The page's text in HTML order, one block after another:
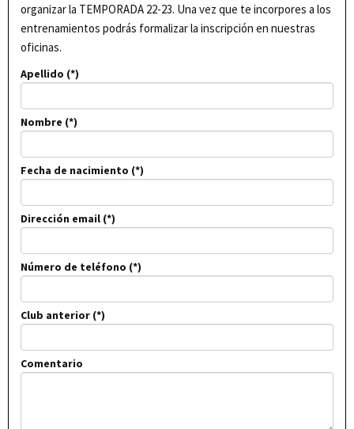
organizar la TEMPORADA 22-23. Una vez que te incorpores a los
entrenamientos podrás formalizar la inscripción en nuestras
oficinas.
Apellido
Nombre
Fecha de nacimiento
Dirección email
Número de teléfono
Club anterior
Comentario